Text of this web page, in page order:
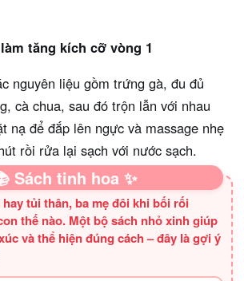
tăng kích cỡ vòng 1
nguyên liệu gồm trứng gà, đu đủ
cà chua, sau đó trộn lẫn với nhau
nạ để đắp lên ngực và massage nhẹ
rồi rửa lại sạch với nước sạch.
Sách tinh hoa ✨
tủi thân, ba mẹ đôi khi bối rối
thế nào. Một bộ sách nhỏ xinh giúp
và thể hiện đúng cách – đây là gợi ý